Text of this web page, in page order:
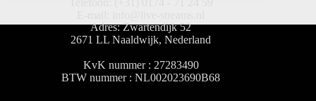
Adres: Zwartendijk 52
2671 LL Naaldwijk, Nederland
KvK nummer : 27283490
BTW nummer : NL002023690B68